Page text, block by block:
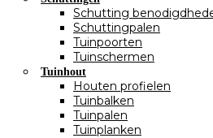
Schutting
Schuttingpalen
Tuinpoorten
Tuinschermen
Tuinhout
Houten profielen
Tuinbalken
Tuinpalen
Tuinplanken